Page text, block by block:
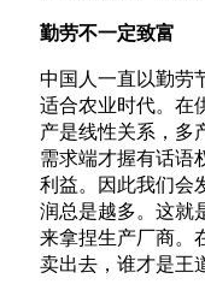
勤劳不一定致富
中国人一直以勤劳
适合农业时代。在
产是线性关系，多
需求端才握有话语
利益。因此我们会
润总是越多。这就
来拿捏生产厂商。
卖出去，谁才是王